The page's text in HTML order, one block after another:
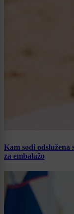
Kam sodi odslužena
za embalažo